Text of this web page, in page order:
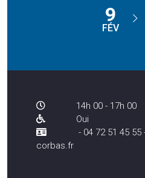
9
FÉV
14h 00 - 17h 00
Oui
- 04 72 51 45
corbas.fr